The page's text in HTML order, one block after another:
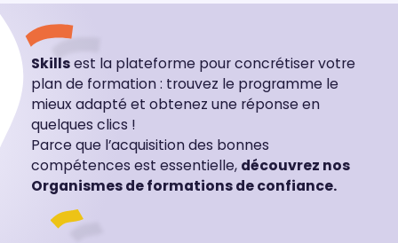
Skillsest la plateforme pour concrétiser votre
plan de formation : trouvez le programme le
mieux adapté et obtenez une réponse en
quelques clics !
Parce que l’acquisition des bonnes
compétences est essentielle, découvrez nos
Organismes de formations de confiance.